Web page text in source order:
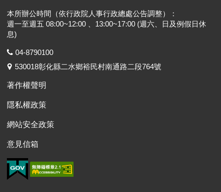
本所辦公時間（依行政院人事行政總處公告調整）：
週一至週五 08:00~12:00 、13:00~17:00 (週六、日及例假日休
息)
04-8790100
530018彰化縣二水鄉裕民村南通路二段764號
著作權聲明
隱私權政策
網站安全政策
意見信箱